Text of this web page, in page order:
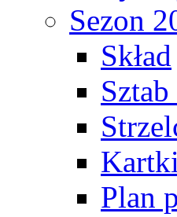
Sezon
Skład
Kartki
Plan